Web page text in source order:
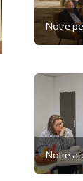
Notre
Notre